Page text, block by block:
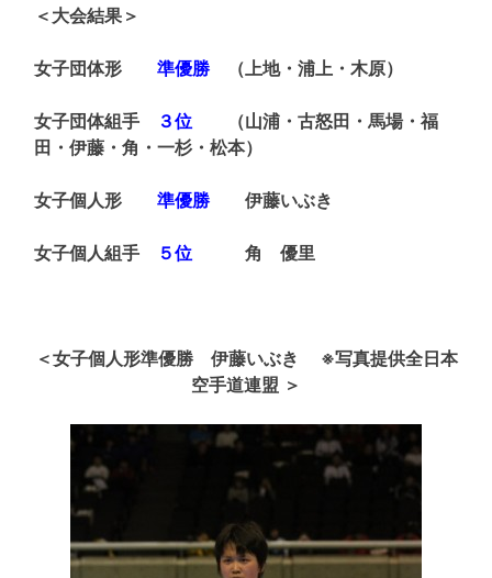
＜大会結果＞
女子団体形 準優勝 （上地・浦上・木原）
女子団体組手 ３位 （山浦・古怒田・馬場・福
田・伊藤・角・一杉・松本）
女子個人形 準優勝 伊藤いぶき
女子個人組手 ５位 角 優里
＜女子個人形準優勝 伊藤いぶき ※写真提供全日本
空手道連盟 ＞